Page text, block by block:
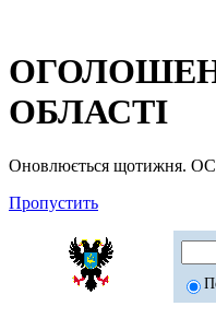
ОБЛАСТІ
Оновлюється щотижня.
Пропустить